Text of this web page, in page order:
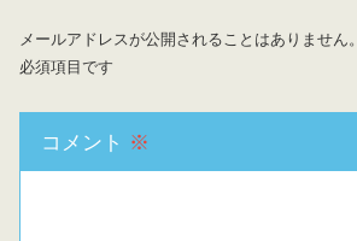
メールアドレスが公開されることはありません。
必須項目です
コメント ※